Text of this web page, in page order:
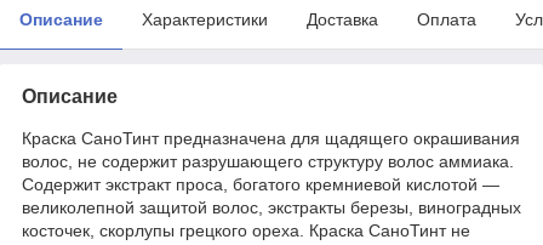
Описание Характеристики Доставка Оплата
Описание
Краска СаноТинт предназначена для щадящего окрашивания
волос, не содержит разрушающего структуру волос аммиака.
Содержит экстракт проса, богатого кремниевой кислотой —
великолепной защитой волос, экстракты березы, виноградных
косточек, скорлупы грецкого ореха. Краска СаноТинт не